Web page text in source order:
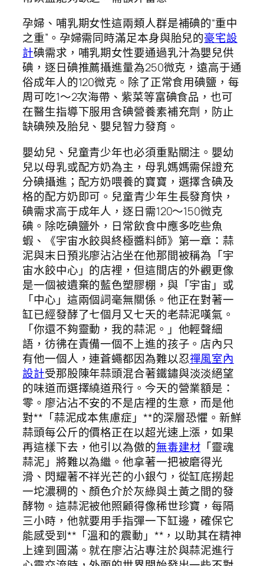
孕婦、哺乳期女性這兩類人群是補碘的“重中
之重”。孕婦需同時滿足本身與胎兒的豪宅設
計碘需求，哺乳期女性要通過乳汁為嬰兒供
碘，逐日碘推薦攝進量為250微克，遠高于通
俗成年人的120微克。除了正常食用碘鹽，每
周可吃1～2次海帶、紫菜等富碘食品，也可
在醫生指導下服用含碘營養素補充劑，防止
缺碘殃及胎兒、嬰兒智力發育。
嬰幼兒、兒童青少年也必須重點關注。嬰幼
兒以母乳或配方奶為主，母乳媽媽需保證充
分碘攝進；配方奶喂養的寶寶，選擇含碘及
格的配方奶即可。兒童青少年生長發育快，
碘需求高于成年人，逐日需120～150微克
碘。除吃碘鹽外，日常飲食中應多吃些魚
蝦、《宇宙水餃與終極醬料師》第一章：蒜
泥與末日預兆廖沾沾坐在他那間被稱為「宇
宙水餃中心」的店裡，但這間店的外觀更像
是一個被遺棄的藍色塑膠棚，與「宇宙」或
「中心」這兩個詞毫無關係。他正在對著一
缸已經發酵了七個月又七天的老蒜泥嘆氣。
「你還不夠靈動，我的蒜泥。」他輕聲細
語，彷彿在責備一個不上進的孩子。店內只
有他一個人，連蒼蠅都因為難以忍禪風室內
設計受那股陳年蒜頭混合著鐵鏽與淡淡絕望
的味道而選擇繞道飛行。今天的營業額是：
零。廖沾沾不安的不是店裡的生意，而是他
對**「蒜泥成本焦慮症」**的深層恐懼。新鮮
蒜頭每公斤的價格正在以超光速上漲，如果
再這樣下去，他引以為傲的無毒建材 「靈魂
蒜泥」將難以為繼。他拿著一把被磨得光
滑、閃耀著不祥光芒的小銀勺，從缸底撈起
一坨濃稠的、顏色介於灰綠與土黃之間的發
酵物。這蒜泥被他照顧得像稀世珍寶，每隔
三小時，他就要用手指彈一下缸邊，確保它
能感受到**「溫和的震動」**，以助其在精神
上達到圓滿。就在廖沾沾專注於與蒜泥進行